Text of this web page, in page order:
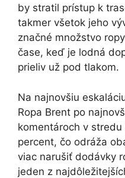
by stratil prístup k
takmer všetok jeho
značné množstvo
čase, keď je lodná
prieliv už pod tlakom.
Na najnovšiu
Ropa Brent po
komentároch v
percent, čo odráža
viac narušiť dodávky
jeden z